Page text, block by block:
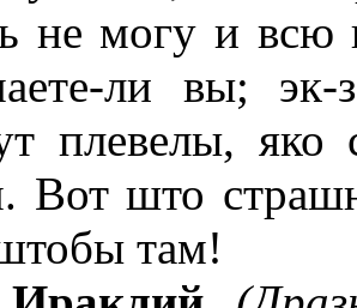
не могу и всю
ли вы;
плевелы,
Вот што
там!